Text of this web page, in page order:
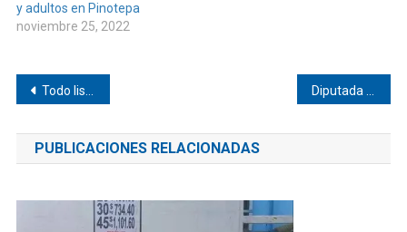
y adultos en Pinotepa
noviembre 25, 2022
Navegación
de
entradas
Todo listo para el Chacahua Fest 2022 en Tututepec Diputada repara calle de Pinotepa
PUBLICACIONES RELACIONADAS